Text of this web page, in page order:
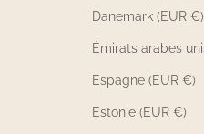
Danemark (EUR €)
Espagne (EUR €)
Estonie (EUR €)